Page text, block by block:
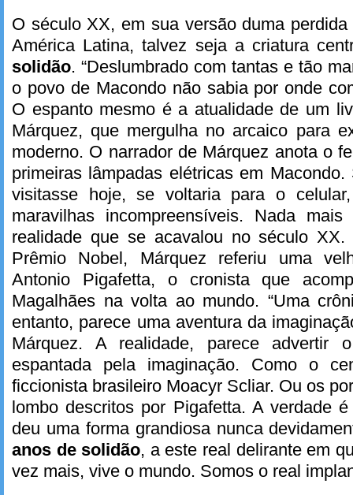
O século XX, em sua versão duma
América Latina, talvez seja a criatura
solidão. “Deslumbrado com tantas e tão
o povo de Macondo não sabia por onde
O espanto mesmo é a atualidade de um
Márquez, que mergulha no arcaico para
moderno. O narrador de Márquez anota o
primeiras lâmpadas elétricas em
visitasse hoje, se voltaria para o
maravilhas incompreensíveis. Nada
realidade que se acavalou no século
Prêmio Nobel, Márquez referiu uma
Antonio Pigafetta, o cronista que
Magalhães na volta ao mundo. “Uma
entanto, parece uma aventura da
Márquez. A realidade, parece advertir
espantada pela imaginação. Como o
ficcionista brasileiro Moacyr Scliar. Ou os
lombo descritos por Pigafetta. A verdade
deu uma forma grandiosa nunca
anos de solidão, a este real delirante em
vez mais, vive o mundo. Somos o real